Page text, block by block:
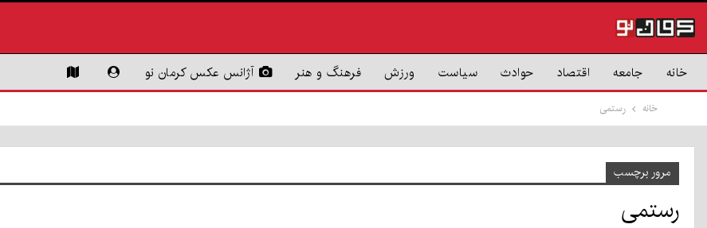
خانه جامعه اقتصاد حوادث سیاست ورزش فرهنگ و هنر آژانس عکس کرمان نو
خانه رستمی
مرور برچسب
رستمی